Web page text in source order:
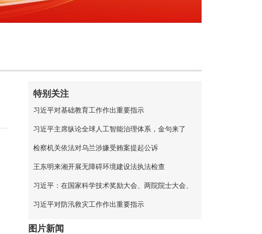
特别关注
习近平对基础教育工作作出重要指示
习近平主席纵论全球人工智能治理体系，金句来了
检察机关依法对乌兰涉嫌受贿案提起公诉
王东明来湘开展无障碍环境建设法执法检查
习近平：在国家科学技术奖励大会、两院院士大会、
中国科协第十一次全国代表大会上的讲话
习近平对防汛救灾工作作出重要指示
图片新闻